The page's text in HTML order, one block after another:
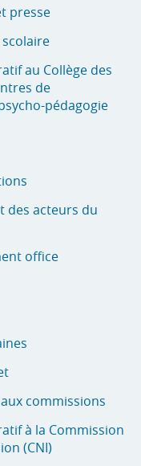
presse
au Collège des
de
pédagogie
des acteurs du
office
commissions
à la Commission
(CNI)